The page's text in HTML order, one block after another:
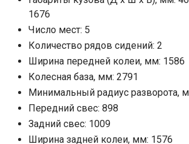
1676
Число мест: 5
Количество рядов сидений: 2
Ширина передней колеи, мм: 1586
Колесная база, мм: 2791
Минимальный радиус разворота,
Передний свес: 898
Задний свес: 1009
Ширина задней колеи, мм: 1576